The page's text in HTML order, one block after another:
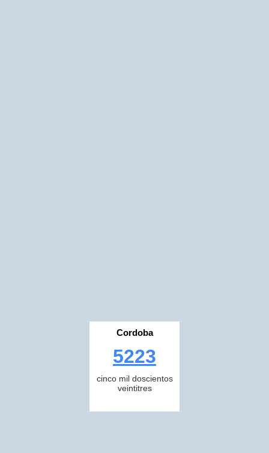
Cordoba
5223
cinco mil doscientos
veintitres